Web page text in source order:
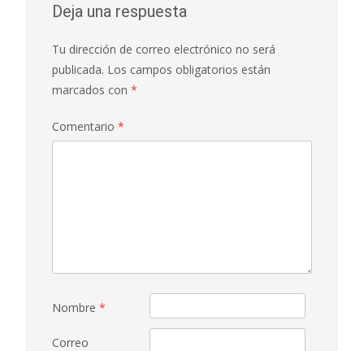
Deja una respuesta
Tu dirección de correo electrónico no será
publicada. Los campos obligatorios están
marcados con *
Comentario *
Nombre *
Correo